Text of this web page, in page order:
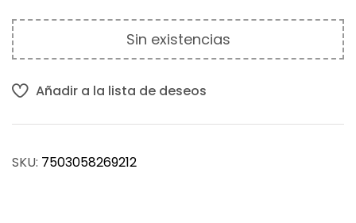
Sin existencias
Añadir a la lista de deseos
SKU: 7503058269212